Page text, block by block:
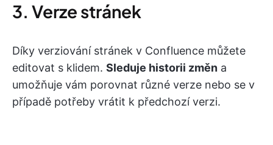
3. Verze stránek
Díky verziování stránek v Confluence můžete
editovat s klidem. Sleduje historii změn a
umožňuje vám porovnat různé verze nebo se v
případě potřeby vrátit k předchozí verzi.